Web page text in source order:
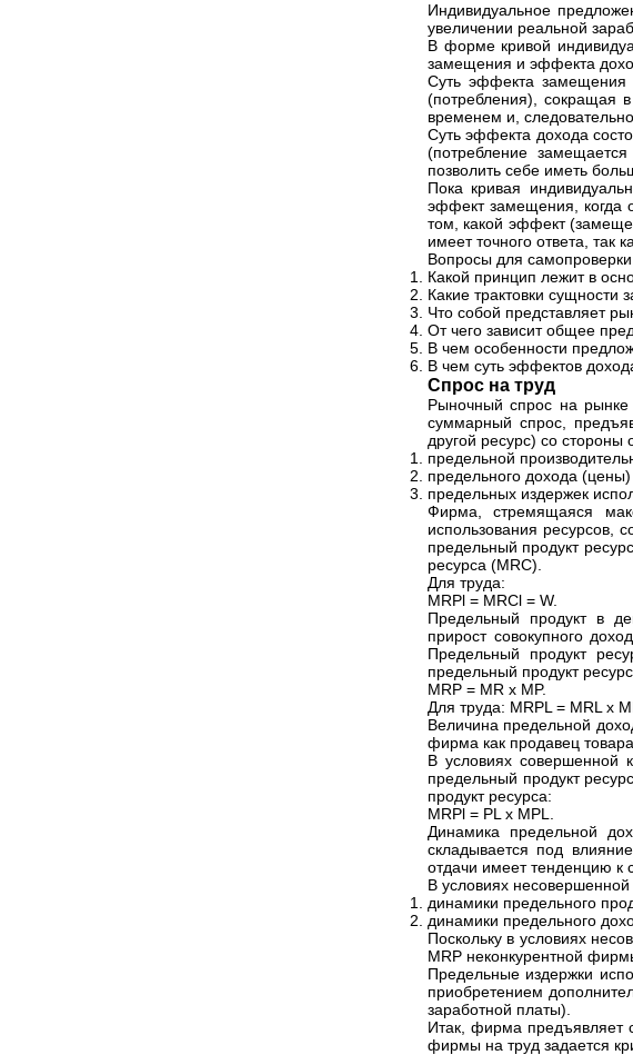
Индивидуальное
увеличении реальной
В форме кривой
замещения и эффекта
Суть эффекта замещения
(потребления), сокращая
временем и,
Суть эффекта дохода
(потребление
позволить себе иметь
Пока кривая
эффект замещения, когда
том, какой эффект
имеет точного ответа, так
Вопросы для самопроверки
Какой принцип лежит в
Какие трактовки сущности
Что собой представляет
От чего зависит общее
В чем особенности
В чем суть эффектов
Спрос на труд
Рыночный спрос на рынке
суммарный спрос,
другой ресурс) со
предельной
предельного дохода (цены)
предельных издержек
Фирма, стремящаяся
использования ресурсов,
предельный продукт
ресурса (MRC).
Для труда:
MRPl = MRCl = W.
Предельный продукт в
прирост совокупного
Предельный продукт
предельный продукт
MRP = MR х MP.
Для труда: MRPL = MRL х
Величина предельной
фирма как продавец
В условиях совершенной
предельный продукт
продукт ресурса:
MRPl = PL х MPL.
Динамика предельной
складывается под
отдачи имеет тенденцию к
В условиях
динамики предельного
динамики предельного
Поскольку в условиях
MRP неконкурентной
Предельные издержки
приобретением
заработной платы).
Итак, фирма предъявляет
фирмы на труд задается